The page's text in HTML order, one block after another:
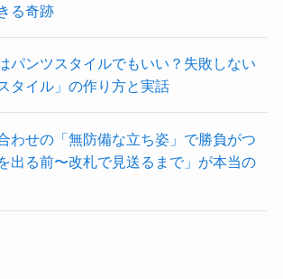
る奇跡
パンツスタイルでもいい？失敗しない
タイル」の作り方と実話
わせの「無防備な立ち姿」で勝負がつ
出る前〜改札で見送るまで」が本当の